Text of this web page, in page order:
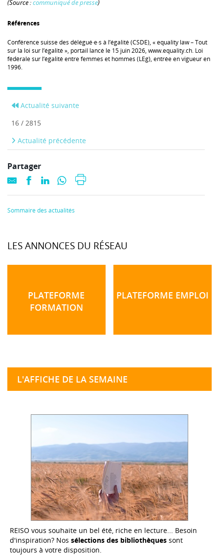
(Source :communiqué de presse)
Références
Conférence suisse des délégué·e·s à l’égalité (CSDE), « equality law – Tout
sur la loi sur l’égalité », portail lancé le 15 juin 2026, www.equality.ch. Loi
fédérale sur l’égalité entre femmes et hommes (LEg), entrée en vigueur en
1996.
Actualité suivante
16 / 2815
Actualité précédente
Partager
Sommaire des actualités
LES ANNONCES DU RÉSEAU
PLATEFORME
FORMATION
PLATEFORME EMPLOI
L'AFFICHE DE LA SEMAINE
REISO vous souhaite un bel été, riche en lecture... Besoin
d'inspiration? Nos sélections des bibliothèques sont
toujours à votre disposition.